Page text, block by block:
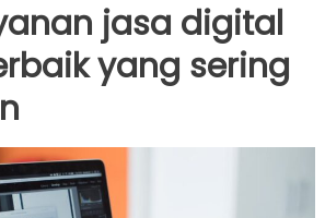
jasa digital
yang sering